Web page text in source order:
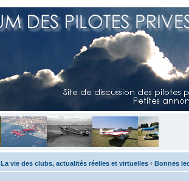
La vie des clubs, actualités réelles et virtuelles ‹ Bonnes